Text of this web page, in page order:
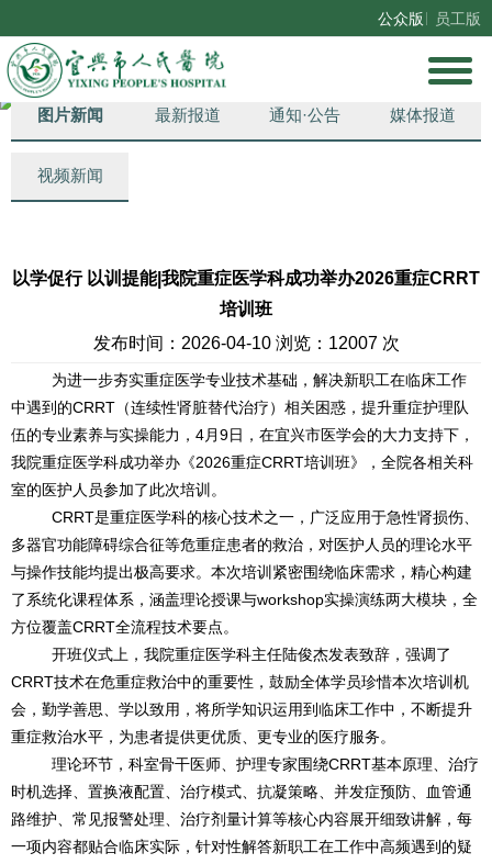
公众版 员工版
图片新闻 最新报道 通知·公告 媒体报道
视频新闻
以学促行 以训提能|我院重症医学科成功举办2026重症CRRT
培训班
发布时间：2026-04-10 浏览：12007 次
为进一步夯实重症医学专业技术基础，解决新职工在临床工作
中遇到的CRRT（连续性肾脏替代治疗）相关困惑，提升重症护理队
伍的专业素养与实操能力，4月9日，在宜兴市医学会的大力支持下，
我院重症医学科成功举办《2026重症CRRT培训班》，全院各相关科
室的医护人员参加了此次培训。
CRRT是重症医学科的核心技术之一，广泛应用于急性肾损伤、
多器官功能障碍综合征等危重症患者的救治，对医护人员的理论水平
与操作技能均提出极高要求。本次培训紧密围绕临床需求，精心构建
了系统化课程体系，涵盖理论授课与workshop实操演练两大模块，全
方位覆盖CRRT全流程技术要点。
开班仪式上，我院重症医学科主任陆俊杰发表致辞，强调了
CRRT技术在危重症救治中的重要性，鼓励全体学员珍惜本次培训机
会，勤学善思、学以致用，将所学知识运用到临床工作中，不断提升
重症救治水平，为患者提供更优质、更专业的医疗服务。
理论环节，科室骨干医师、护理专家围绕CRRT基本原理、治疗
时机选择、置换液配置、治疗模式、抗凝策略、并发症预防、血管通
路维护、常见报警处理、治疗剂量计算等核心内容展开细致讲解，每
一项内容都贴合临床实际，针对性解答新职工在工作中高频遇到的疑